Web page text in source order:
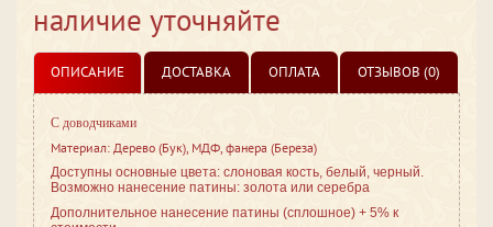
наличие уточняйте
ОПИСАНИЕ ДОСТАВКА ОПЛАТА ОТЗЫВОВ (0)
С доводчиками
Материал: Дерево (Бук), МДФ, фанера (Береза)
Доступны основные цвета: слоновая кость, белый, черный.
Возможно нанесение патины: золота или серебра
Дополнительное нанесение патины (сплошное) + 5% к